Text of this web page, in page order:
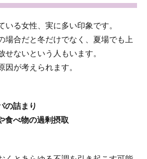
いる女性、実に多い印象です。
場合だと冬だけでなく、夏場でも上
せないという人もいます。
因が考えられます。
の詰まり
食べ物の過剰摂取